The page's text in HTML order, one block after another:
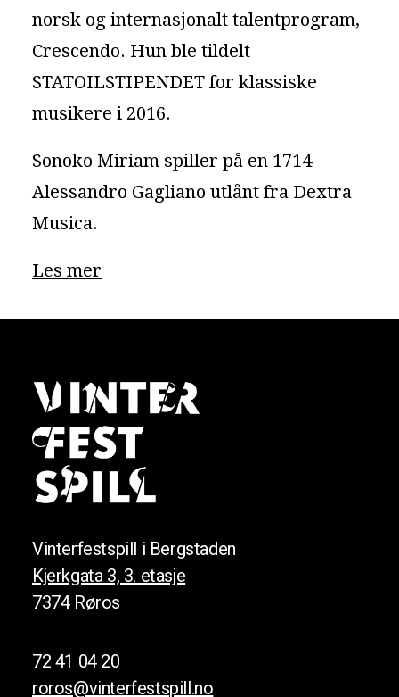
norsk og internasjonalt talentprogram,
Crescendo. Hun ble tildelt
STATOILSTIPENDET for klassiske
musikere i 2016.
Sonoko Miriam spiller på en 1714
Alessandro Gagliano utlånt fra Dextra
Musica.
Les mer
Vinterfestspill i Bergstaden
Kjerkgata 3, 3. etasje
7374 Røros
72 41 04 20
roros@vinterfestspill.no